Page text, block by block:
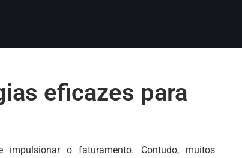
eficazes para
o faturamento. Contudo, muitos